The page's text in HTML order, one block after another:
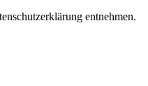
entnehmen.